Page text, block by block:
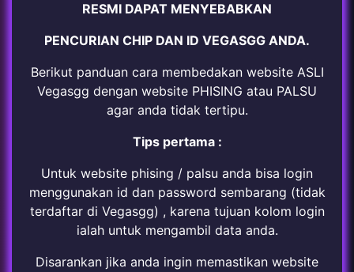
RESMI DAPAT MENYEBABKAN
PENCURIAN CHIP DAN ID VEGASGG ANDA.
Berikut panduan cara membedakan website ASLI
Vegasgg dengan website PHISING atau PALSU
agar anda tidak tertipu.
Tips pertama :
Untuk website phising / palsu anda bisa login
menggunakan id dan password sembarang (tidak
terdaftar di Vegasgg) , karena tujuan kolom login
ialah untuk mengambil data anda.
Disarankan jika anda ingin memastikan website